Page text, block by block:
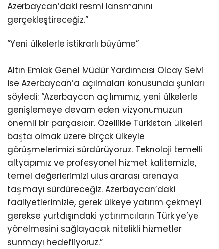
Azerbaycan’daki resmi lansmanını
gerçekleştireceğiz.”
“Yeni ülkelerle istikrarlı büyüme”
Altın Emlak Genel Müdür Yardımcısı Olcay Selvi
ise Azerbaycan’a açılmaları konusunda şunları
söyledi: “Azerbaycan açılımımız, yeni ülkelerle
genişlemeye devam eden vizyonumuzun
önemli bir parçasıdır. Özellikle Türkistan ülkeleri
başta olmak üzere birçok ülkeyle
görüşmelerimizi sürdürüyoruz. Teknoloji temelli
altyapımız ve profesyonel hizmet kalitemizle,
temel değerlerimizi uluslararası arenaya
taşımayı sürdüreceğiz. Azerbaycan’daki
faaliyetlerimizle, gerek ülkeye yatırım çekmeyi
gerekse yurtdışındaki yatırımcıların Türkiye’ye
yönelmesini sağlayacak nitelikli hizmetler
sunmayı hedefliyoruz.”